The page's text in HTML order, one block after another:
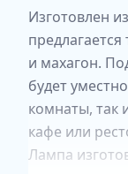
Изготовлен
и махагон.
будет
комнаты, так
кафе или
Лампа